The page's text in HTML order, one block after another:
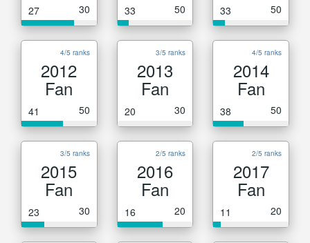
27 30 33 50 33 50
4/5 ranks
2012
Fan
41 50
3/5 ranks
2013
Fan
20 30
4/5 ranks
2014
Fan
38 50
3/5 ranks
2015
Fan
23 30
2/5 ranks
2016
Fan
16 20
2/5 ranks
2017
Fan
11 20